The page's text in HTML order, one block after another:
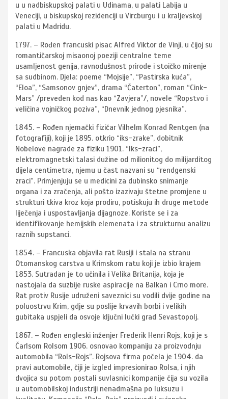
u u nadbiskupskoj palati u Udinama, u palati Labija u
Veneciji, u biskupskoj rezidenciji u Vircburgu i u kraljevskoj
palati u Madridu.
1797. – Rođen francuski pisac Alfred Viktor de Vinji, u čijoj su
romantičarskoj misaonoj poeziji centralne teme
usamljenost genija, ravnodušnost prirode i stoičko mirenje
sa sudbinom. Djela: poeme “Mojsije”, “Pastirska kuća”,
“Eloa”, “Samsonov gnjev”, drama “Čaterton”, roman “Cink-
Mars” /preveden kod nas kao “Zavjera”/, novele “Ropstvo i
veličina vojničkog poziva”, “Dnevnik jednog pjesnika”.
1845. – Rođen njemački fizičar Vilhelm Konrad Rentgen (na
fotografiji), koji je 1895. otkrio “iks-zrake”, dobitnik
Nobelove nagrade za fiziku 1901. “Iks-zraci”,
elektromagnetski talasi dužine od milionitog do milijarditog
dijela centimetra, njemu u čast nazvani su “rendgenski
zraci”. Primjenjuju se u medicini za dubinsko snimanje
organa i za zračenja, ali pošto izazivaju štetne promjene u
strukturi tkiva kroz koja prodiru, potiskuju ih druge metode
liječenja i uspostavljanja dijagnoze. Koriste se i za
identifikovanje hemijskih elemenata i za strukturnu analizu
raznih supstanci.
1854. – Francuska objavila rat Rusiji i stala na stranu
Otomanskog carstva u Krimskom ratu koji je izbio krajem
1853. Sutradan je to učinila i Velika Britanija, koja je
nastojala da suzbije ruske aspiracije na Balkan i Crno more.
Rat protiv Rusije udruženi saveznici su vodili dvije godine na
poluostrvu Krim, gdje su poslije krvavih borbi i velikih
gubitaka uspjeli da osvoje ključni lučki grad Sevastopolj.
1867. – Rođen engleski inženjer Frederik Henri Rojs, koji je s
Čarlsom Rolsom 1906. osnovao kompaniju za proizvodnju
automobila “Rols-Rojs”. Rojsova firma počela je 1904. da
pravi automobile, čiji je izgled impresionirao Rolsa, i njih
dvojica su potom postali suvlasnici kompanije čija su vozila
u automobilskoj industriji nenadmašna po luksuzu i